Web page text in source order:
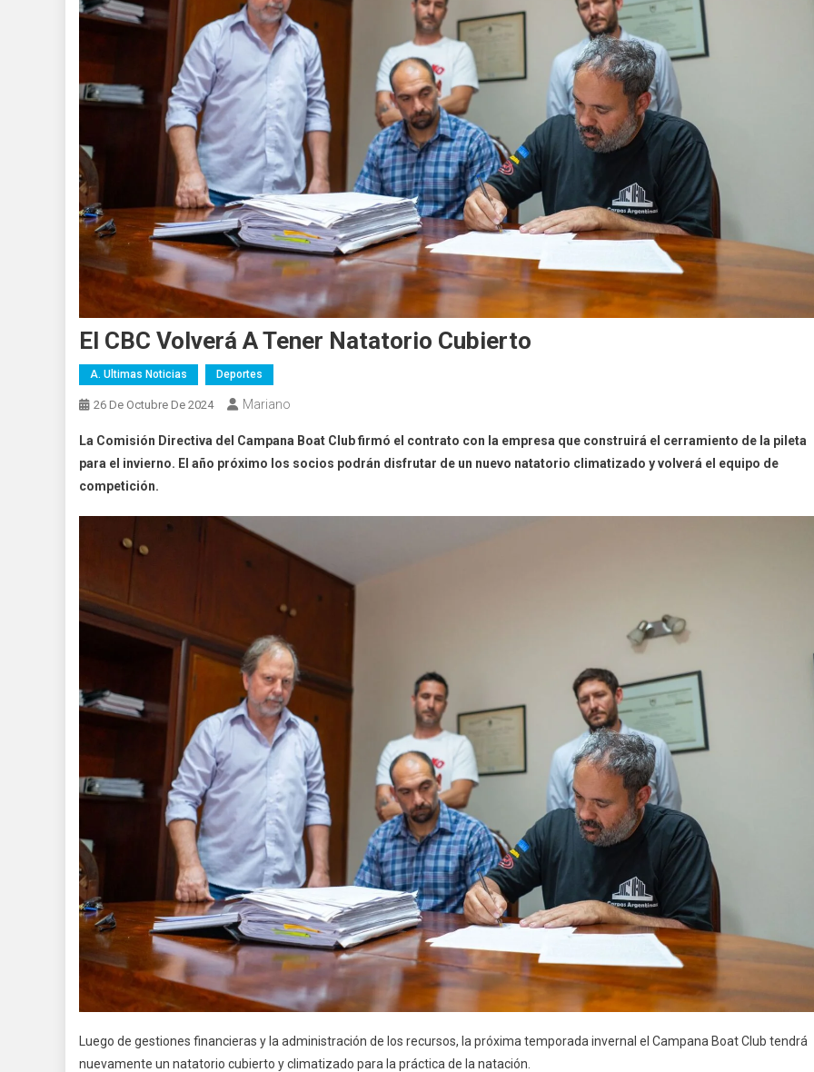
El CBC Volverá A Tener Natatorio Cubierto
A. Ultimas Noticias Deportes
26 De Octubre De 2024 Mariano
La Comisión Directiva del Campana Boat Club firmó el contrato con la empresa que construirá el cerramiento de la pileta
para el invierno. El año próximo los socios podrán disfrutar de un nuevo natatorio climatizado y volverá el equipo de
competición.
Luego de gestiones financieras y la administración de los recursos, la próxima temporada invernal el Campana Boat Club tendrá
nuevamente un natatorio cubierto y climatizado para la práctica de la natación.